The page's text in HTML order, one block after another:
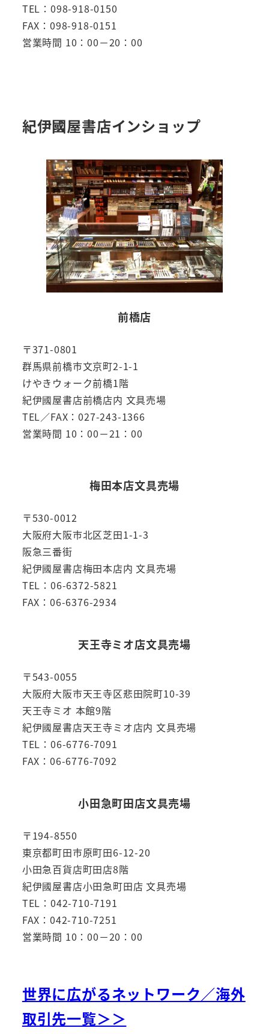
TEL：098-918-0150
FAX：098-918-0151
営業時間 10：00－20：00
紀伊國屋書店インショップ
前橋店
〒371-0801
群馬県前橋市文京町2-1-1
けやきウォーク前橋1階
紀伊國屋書店前橋店内 文具売場
TEL／FAX：027-243-1366
営業時間 10：00－21：00
梅田本店文具売場
〒530-0012
大阪府大阪市北区芝田1-1-3
阪急三番街
紀伊國屋書店梅田本店内 文具売場
TEL：06-6372-5821
FAX：06-6376-2934
天王寺ミオ店文具売場
〒543-0055
大阪府大阪市天王寺区悲田院町10-39
天王寺ミオ 本館9階
紀伊國屋書店天王寺ミオ店内 文具売場
TEL：06-6776-7091
FAX：06-6776-7092
小田急町田店文具売場
〒194-8550
東京都町田市原町田6-12-20
小田急百貨店町田店8階
紀伊國屋書店小田急町田店 文具売場
TEL：042-710-7191
FAX：042-710-7251
営業時間 10：00－20：00
世界に広がるネットワーク／海外
取引先一覧＞＞